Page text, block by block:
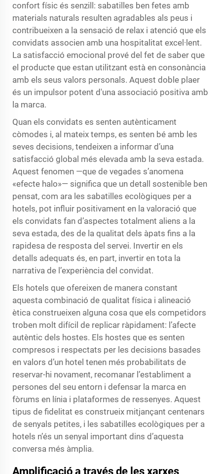
confort físic és senzill: sabatilles ben fetes amb
materials naturals resulten agradables als peus i
contribueixen a la sensació de relax i atenció que els
convidats associen amb una hospitalitat excel·lent.
La satisfacció emocional prové del fet de saber que
el producte que estan utilitzant està en consonància
amb els seus valors personals. Aquest doble plaer
és un impulsor potent d'una associació positiva amb
la marca.
Quan els convidats es senten autènticament
còmodes i, al mateix temps, es senten bé amb les
seves decisions, tendeixen a informar d’una
satisfacció global més elevada amb la seva estada.
Aquest fenomen —que de vegades s’anomena
«efecte halo»— significa que un detall sostenible ben
pensat, com ara les sabatilles ecològiques per a
hotels, pot influir positivament en la valoració que
els convidats fan d’aspectes totalment aliens a la
seva estada, des de la qualitat dels àpats fins a la
rapidesa de resposta del servei. Invertir en els
detalls adequats és, en part, invertir en tota la
narrativa de l’experiència del convidat.
Els hotels que ofereixen de manera constant
aquesta combinació de qualitat física i alineació
ètica construeixen alguna cosa que els competidors
troben molt difícil de replicar ràpidament: l’afecte
autèntic dels hostes. Els hostes que es senten
compresos i respectats per les decisions basades
en valors d’un hotel tenen més probabilitats de
reservar-hi novament, recomanar l’establiment a
persones del seu entorn i defensar la marca en
fòrums en línia i plataformes de ressenyes. Aquest
tipus de fidelitat es construeix mitjançant centenars
de senyals petites, i les sabatilles ecològiques per a
hotels n’és un senyal important dins d’aquesta
conversa més àmplia.
Amplificació a través de les xarxes